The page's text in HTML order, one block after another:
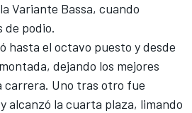
Variante Bassa, cuando
de podio.
hasta el octavo puesto y desde
dejando los mejores
carrera. Uno tras otro fue
alcanzó la cuarta plaza, limando